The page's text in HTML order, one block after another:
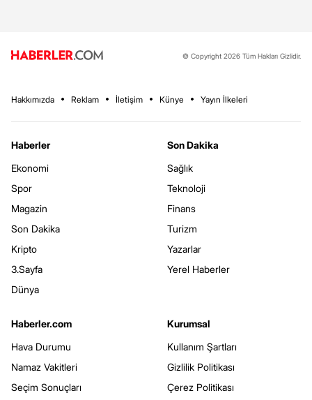
© Copyright 2026 Tüm Hakları Gizlidir.
Hakkımızda Reklam İletişim Künye Yayın İlkeleri
Haberler
Ekonomi
Spor
Magazin
Son Dakika
Kripto
3.Sayfa
Dünya
Son Dakika
Sağlık
Teknoloji
Finans
Turizm
Yazarlar
Yerel Haberler
Haberler.com
Hava Durumu
Namaz Vakitleri
Seçim Sonuçları
Kurumsal
Kullanım Şartları
Gizlilik Politikası
Çerez Politikası